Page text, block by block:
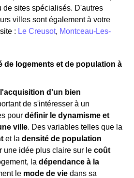
de sites spécialisés. D'autres
villes sont également à votre
: Le Creusot, Montceau-Les-
de logements et de population à
l'acquisition d'un bien
de s'intéresser à un
pour définir le dynamisme et
ville. Des variables telles que la
et la densité de population
une idée plus claire sur le coût
la dépendance à la
le mode de vie dans sa